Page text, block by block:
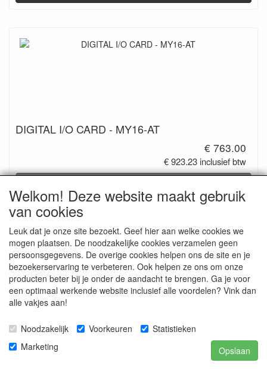
DIGITAL I/O CARD - MY16-AT
€ 763.00
€ 923.23 inclusief btw
€ 554.00
€ 670.34 inclusief btw
Welkom! Deze website maakt gebruik
van cookies
Leuk dat je onze site bezoekt. Geef hier aan welke cookies we
mogen plaatsen. De noodzakelijke cookies verzamelen geen
persoonsgegevens. De overige cookies helpen ons de site en je
bezoekerservaring te verbeteren. Ook helpen ze ons om onze
producten beter bij je onder de aandacht te brengen. Ga je voor
een optimaal werkende website inclusief alle voordelen? Vink dan
alle vakjes aan!
Noodzakelijk Voorkeuren
Statistieken
Marketing
Opslaan